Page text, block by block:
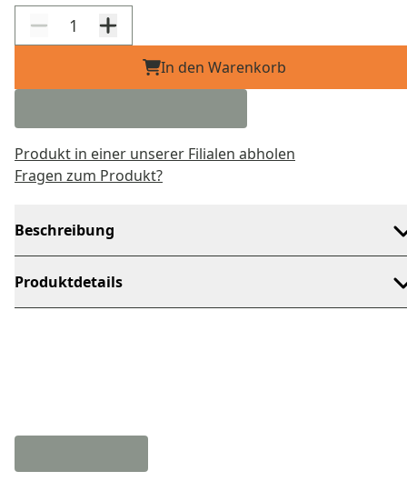
In den Warenkorb
Produkt in einer unserer Filialen abholen
Fragen zum Produkt?
Beschreibung
Produktdetails